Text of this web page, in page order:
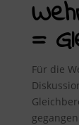
=
Für die